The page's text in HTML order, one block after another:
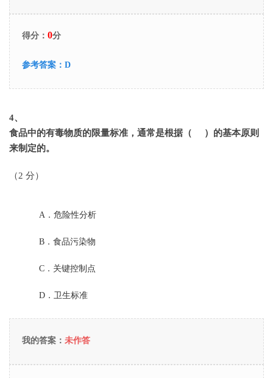
得分： 0分
参考答案： D
4、
食品中的有毒物质的限量标准，通常是根据（ ）的基本原则
来制定的。
（2 分）
A． 危险性分析
B． 食品污染物
C． 关键控制点
D． 卫生标准
我的答案： 未作答